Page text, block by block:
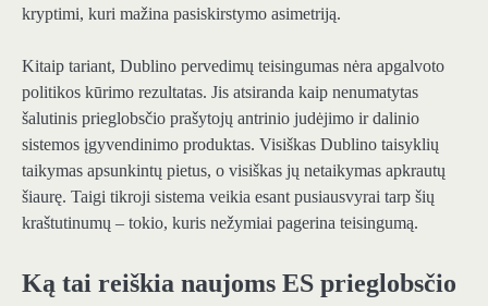
kryptimi, kuri mažina pasiskirstymo asimetriją.
Kitaip tariant, Dublino pervedimų teisingumas nėra apgalvoto
politikos kūrimo rezultatas. Jis atsiranda kaip nenumatytas
šalutinis prieglobsčio prašytojų antrinio judėjimo ir dalinio
sistemos įgyvendinimo produktas. Visiškas Dublino taisyklių
taikymas apsunkintų pietus, o visiškas jų netaikymas apkrautų
šiaurę. Taigi tikroji sistema veikia esant pusiausvyrai tarp šių
kraštutinumų – tokio, kuris nežymiai pagerina teisingumą.
Ką tai reiškia naujoms ES prieglobsčio